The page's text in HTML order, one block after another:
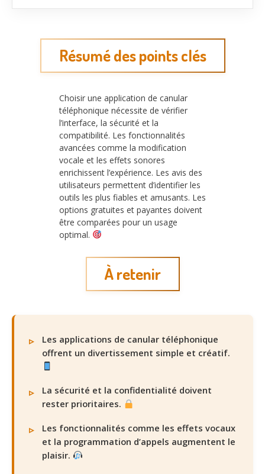
Résumé des points clés
Choisir une application de canular
téléphonique nécessite de vérifier
l’interface, la sécurité et la
compatibilité. Les fonctionnalités
avancées comme la modification
vocale et les effets sonores
enrichissent l’expérience. Les avis des
utilisateurs permettent d’identifier les
outils les plus fiables et amusants. Les
options gratuites et payantes doivent
être comparées pour un usage
optimal.
À retenir
Les applications de canular téléphonique
offrent un divertissement simple et créatif.
La sécurité et la confidentialité doivent
rester prioritaires.
Les fonctionnalités comme les effets vocaux
et la programmation d’appels augmentent le
plaisir.